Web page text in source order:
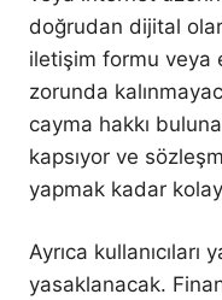
doğrudan dijital
iletişim formu veya
zorunda
cayma hakkı
kapsıyor ve
yapmak kadar kolay
Ayrıca kullanıcıları
yasaklanacak.